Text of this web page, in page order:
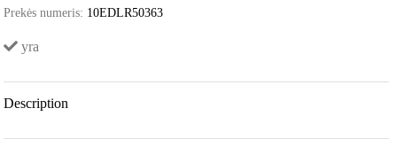
Prekės numeris: 10EDLR50363
yra
Description